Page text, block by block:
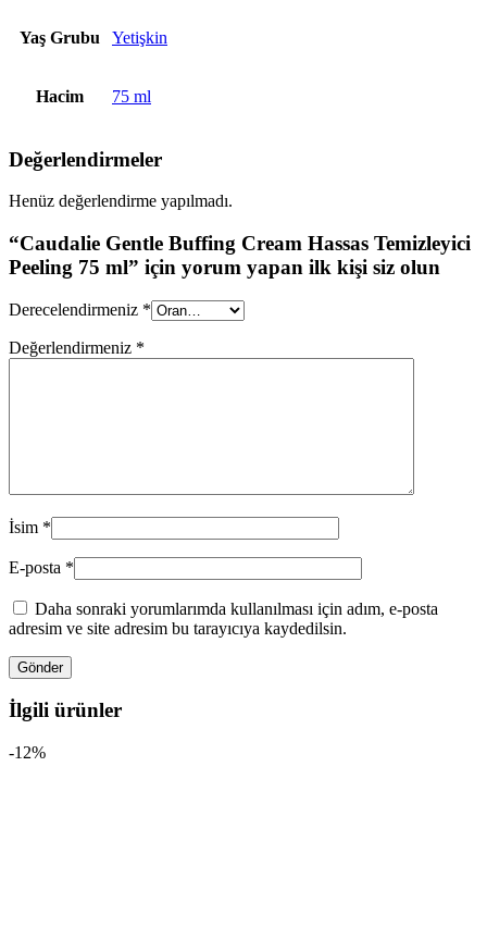
Yaş Grubu Yetişkin
Hacim 75 ml
Değerlendirmeler
Henüz değerlendirme yapılmadı.
“Caudalie Gentle Buffing Cream Hassas Temizleyici
Peeling 75 ml” için yorum yapan ilk kişi siz olun
Derecelendirmeniz *
Değerlendirmeniz *
İsim *
E-posta *
Daha sonraki yorumlarımda kullanılması için adım, e-posta
adresim ve site adresim bu tarayıcıya kaydedilsin.
İlgili ürünler
-12%